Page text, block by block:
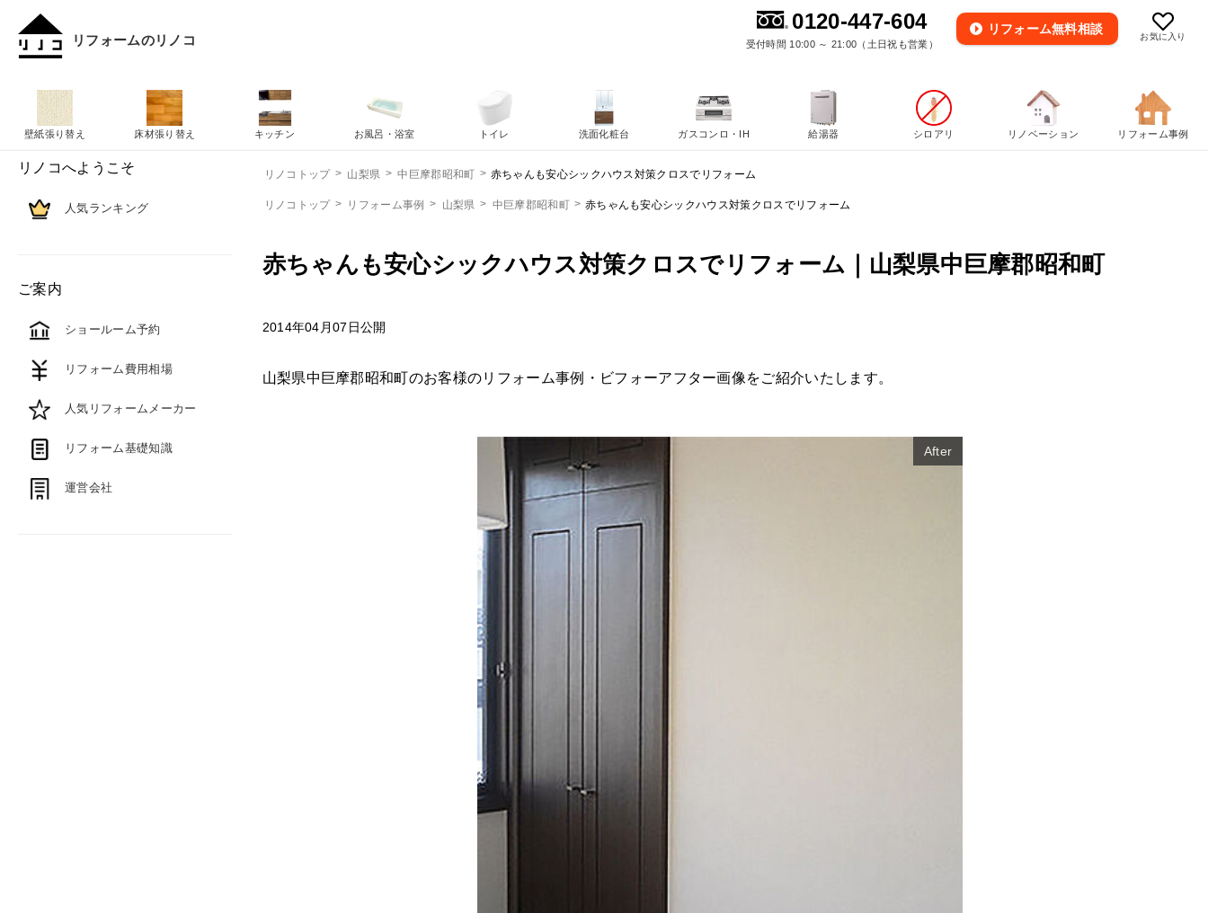
リフォームのリノコ お気に入り
0120-447-604
受付時間 10:00 ～ 21:00（土日祝も営業）
リフォーム無料相談
リノコトップ 山梨県 中巨摩郡昭和町 赤ちゃんも安心シックハウス対策クロスでリフォーム
リノコトップ リフォーム事例 山梨県 中巨摩郡昭和町 赤ちゃんも安心シックハウス対策クロスでリフォーム
赤ちゃんも安心シックハウス対策クロスでリフォーム｜山梨県中巨摩郡昭和町
2014年04月07日公開
山梨県中巨摩郡昭和町のお客様のリフォーム事例・ビフォーアフター画像をご紹介いたします。
After
壁紙張り替え 床材張り替え キッチン お風呂・浴室 トイレ 洗面化粧台 ガスコンロ・IH 給湯器 シロアリ リノベーション リフォーム事例
リノコへようこそ
人気ランキング
ご案内
ショールーム予約
リフォーム費用相場
人気リフォームメーカー
リフォーム基礎知識
運営会社